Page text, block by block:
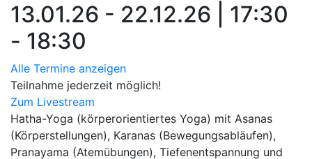
13.01.26 - 22.12.26 | 17:30
- 18:30
Alle Termine anzeigen
Teilnahme jederzeit möglich!
Zum Livestream
Hatha-Yoga (körperorientiertes Yoga) mit Asanas
(Körperstellungen), Karanas (Bewegungsabläufen),
Pranayama (Atemübungen), Tiefenentspannung und